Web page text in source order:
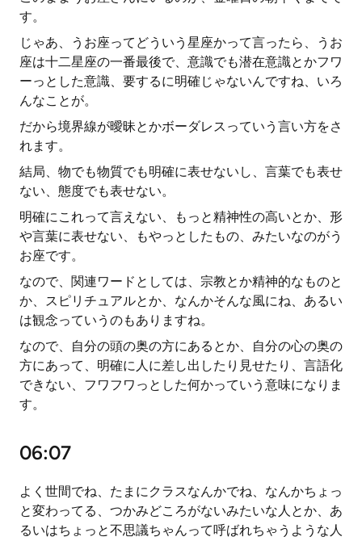
す。
じゃあ、うお座ってどういう星座かって言ったら、うお
座は十二星座の一番最後で、意識でも潜在意識とかフワ
ーっとした意識、要するに明確じゃないんですね、いろ
んなことが。
だから境界線が曖昧とかボーダレスっていう言い方をさ
れます。
結局、物でも物質でも明確に表せないし、言葉でも表せ
ない、態度でも表せない。
明確にこれって言えない、もっと精神性の高いとか、形
や言葉に表せない、もやっとしたもの、みたいなのがう
お座です。
なので、関連ワードとしては、宗教とか精神的なものと
か、スピリチュアルとか、なんかそんな風にね、あるい
は観念っていうのもありますね。
なので、自分の頭の奥の方にあるとか、自分の心の奥の
方にあって、明確に人に差し出したり見せたり、言語化
できない、フワフワっとした何かっていう意味になりま
す。
06:07
よく世間でね、たまにクラスなんかでね、なんかちょっ
と変わってる、つかみどころがないみたいな人とか、あ
るいはちょっと不思議ちゃんって呼ばれちゃうような人